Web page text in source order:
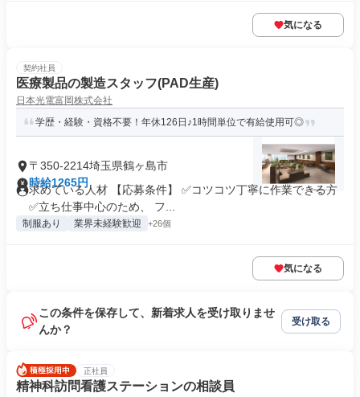
気になる
契約社員
医療製品の製造スタッフ(PAD生産)
日本光電富岡株式会社
学歴・経験・資格不要！年休126日♪1時間単位で有給使用可◎
〒350-2214埼玉県鶴ヶ島市
時給1265円
求めている人材 【応募条件】 ✅コツコツ丁寧に作業できる方
✅立ち仕事中心のため、 フ...
制服あり 業界未経験歓迎 +26個
気になる
この条件を保存して、新着求人を受け取りませ
んか？
受け取る
正社員
精神科訪問看護ステーションの相談員